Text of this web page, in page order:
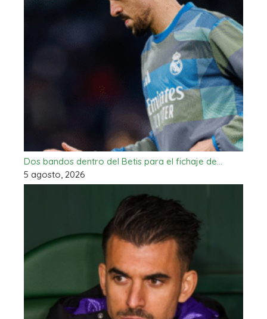
Dos bandos dentro del Betis para el fichaje de…
5 agosto, 2026